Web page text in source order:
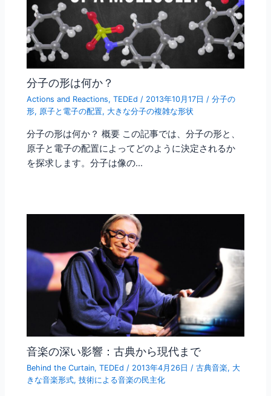
分子の形は何か？
Actions and Reactions,TEDEd / 2013年10月17日/分子の
形, 原子と電子の配置, 大きな分子の複雑な形状
分子の形は何か？ 概要 この記事では、分子の形と、
原子と電子の配置によってどのように決定されるか
を探求します。分子は像の…
音楽の深い影響：古典から現代まで
Behind the Curtain,TEDEd / 2013年4月26日/古典音楽, 大
きな音楽形式,技術による音楽の民主化